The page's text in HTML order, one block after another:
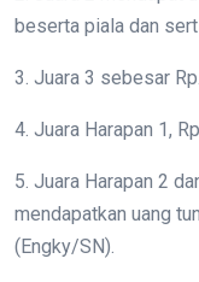
beserta piala dan
3. Juara 3 sebesar
4. Juara Harapan 1,
5. Juara Harapan 2
mendapatkan uang
(Engky/SN).